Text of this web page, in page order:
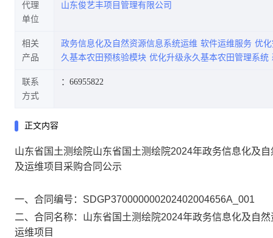
代理
单位
山东俊艺丰项目管理有限公司
相关
产品
政务信息化及自然资源信息系统运维 软件运维服务 优
久基本农田预核验模块 优化升级永久基本农田管理系统
联系
方式
：66955822
正文内容
山东省国土测绘院山东省国土测绘院2024年政务信息化及
及运维项目采购合同公示
一、合同编号：SDGP370000000202402004656A_001
二、合同名称：山东省国土测绘院2024年政务信息化及自
运维项目